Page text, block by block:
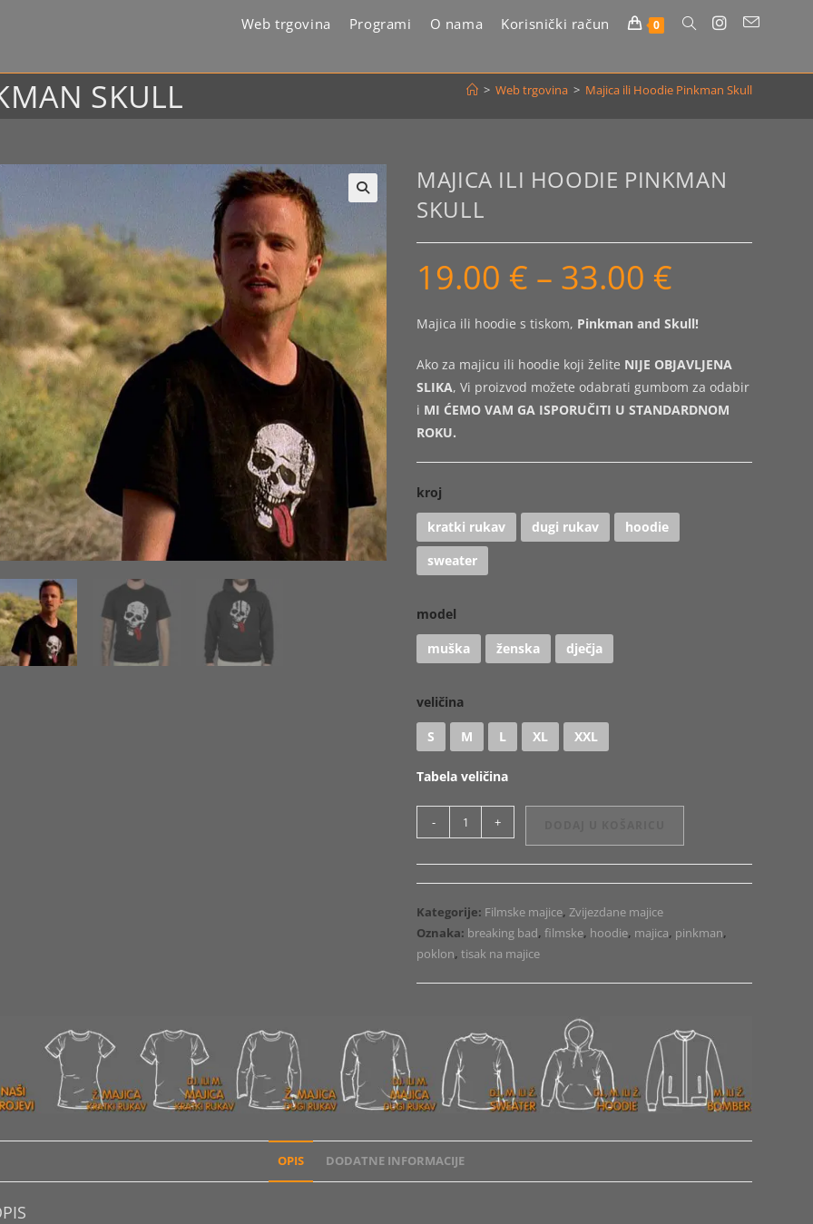
Web trgovina Programi O nama Korisnički račun 0 Uključi/isključi
pretragu
web-
stranice
SKULL > Web trgovina > Majica ili Hoodie Pinkman Skull
MAJICA ILI HOODIE PINKMAN
SKULL
19.00 € – 33.00 €
do
33.00 €
Majica ili hoodie s tiskom, Pinkman and Skull!
Ako za majicu ili hoodie koji želite NIJE OBJAVLJENA
SLIKA, Vi proizvod možete odabrati gumbom za odabir
i MI ĆEMO VAM GA ISPORUČITI U STANDARDNOM
ROKU.
kroj
kratki rukav
dugi rukav
hoodie
sweater
model
muška
ženska dječja
veličina
S
M L XL XXL
Tabela veličina
ili
Hoodie
Pinkman
Skull
količina
- +
Kategorije: Filmske majice,Zvijezdane majice
Oznaka: breaking bad,filmske, hoodie, majica, pinkman,
poklon,tisak na majice
OPIS DODATNE INFORMACIJE